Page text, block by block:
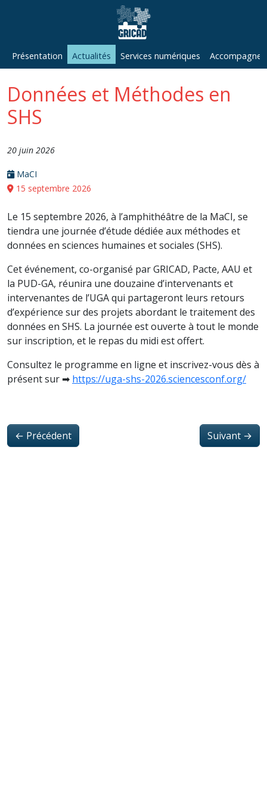
Présentation Actualités Services numériques
Données et Méthodes en
SHS
20 juin 2026
MaCI
15 septembre 2026
Le 15 septembre 2026, à l’amphithéâtre de la MaCI, se
tiendra une journée d’étude dédiée aux méthodes et
données en sciences humaines et sociales (SHS).
Cet événement, co-organisé par GRICAD, Pacte, AAU et
la PUD-GA, réunira une douzaine d’intervenants et
intervenantes de l’UGA qui partageront leurs retours
d’expérience sur des projets abordant le traitement des
données en SHS. La journée est ouverte à tout le monde
sur inscription, et le repas du midi est offert.
Consultez le programme en ligne et inscrivez-vous dès à
présent sur ➡ https://uga-shs-2026.sciencesconf.org/
← Précédent Suivant →